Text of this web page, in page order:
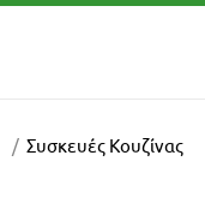
Συσκευές Κουζίνας